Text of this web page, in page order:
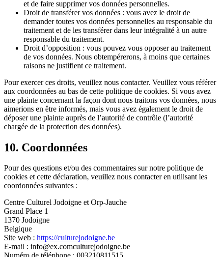
et de faire supprimer vos données personnelles.
Droit de transférer vos données : vous avez le droit de
demander toutes vos données personnelles au responsable du
traitement et de les transférer dans leur intégralité à un autre
responsable du traitement.
Droit d’opposition : vous pouvez vous opposer au traitement
de vos données. Nous obtempérerons, à moins que certaines
raisons ne justifient ce traitement.
Pour exercer ces droits, veuillez nous contacter. Veuillez vous référer
aux coordonnées au bas de cette politique de cookies. Si vous avez
une plainte concernant la façon dont nous traitons vos données, nous
aimerions en être informés, mais vous avez également le droit de
déposer une plainte auprès de l’autorité de contrôle (l’autorité
chargée de la protection des données).
10. Coordonnées
Pour des questions et/ou des commentaires sur notre politique de
cookies et cette déclaration, veuillez nous contacter en utilisant les
coordonnées suivantes :
Centre Culturel Jodoigne et Orp-Jauche
Grand Place 1
1370 Jodoigne
Belgique
Site web : https://culturejodoigne.be
E-mail : info@ex.comculturejodoigne.be